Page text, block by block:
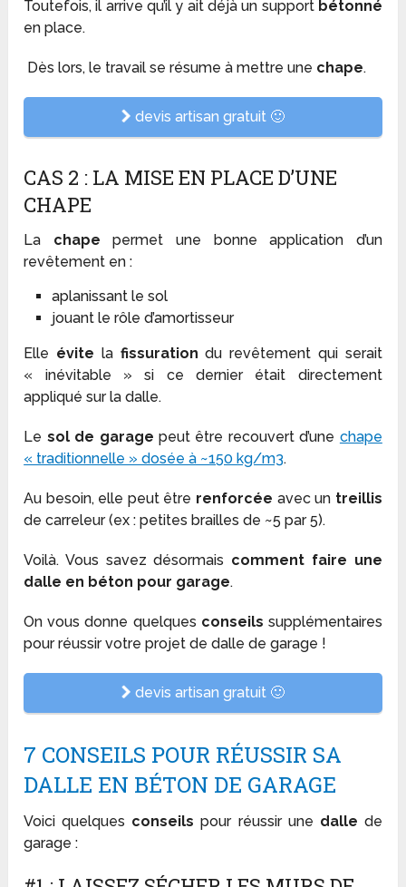
Toutefois, il arrive qu’il y ait déjà un support bétonné
en place.
Dès lors, le travail se résume à mettre une chape.
devis artisan gratuit 🙂
CAS 2 : LA MISE EN PLACE D’UNE
CHAPE
La chape permet une bonne application d’un
revêtement en :
aplanissant le sol
jouant le rôle d’amortisseur
Elle évite la fissuration du revêtement qui serait
« inévitable » si ce dernier était directement
appliqué sur la dalle.
Le sol de garage peut être recouvert d’une chape
« traditionnelle » dosée à ~150 kg/m3.
Au besoin, elle peut être renforcée avec un treillis
de carreleur (ex : petites brailles de ~5 par 5).
Voilà. Vous savez désormais comment faire une
dalle en béton pour garage.
On vous donne quelques conseils supplémentaires
pour réussir votre projet de dalle de garage !
devis artisan gratuit 🙂
7 CONSEILS POUR RÉUSSIR SA
DALLE EN BÉTON DE GARAGE
Voici quelques conseils pour réussir une dalle de
garage :